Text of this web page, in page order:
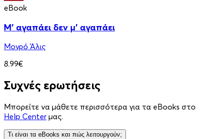
eBook
Μ' αγαπάει δεν μ' αγαπάει
Μονρό Άλις
8.99€
Συχνές ερωτήσεις
Μπορείτε να μάθετε περισσότερα για τα eBooks στο
Help Center μας.
Τι είναι τα eBooks και πώς λειτουργούν;